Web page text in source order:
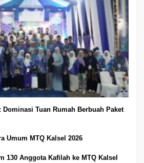
Dominasi Tuan Rumah Berbuah Paket
Umum MTQ Kalsel 2026
130 Anggota Kafilah ke MTQ Kalsel